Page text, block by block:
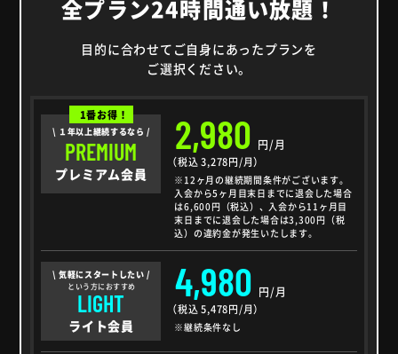
全プラン24時間通い放題！
目的に合わせてご自身にあったプランを
ご選択ください。
1番お得！
\ １年以上継続するなら /
PREMIUM
プレミアム会員
2,980円/月
（税込 3,278円/月）
※12ヶ月の継続期間条件がございます。
入会から5ヶ月目末日までに退会した場合
は6,600円（税込）、入会から11ヶ月目
末日までに退会した場合は3,300円（税
込）の違約金が発生いたします。
\ 気軽にスタートしたい /
という方におすすめ
LIGHT
ライト会員
4,980円/月
（税込 5,478円/月）
※継続条件なし